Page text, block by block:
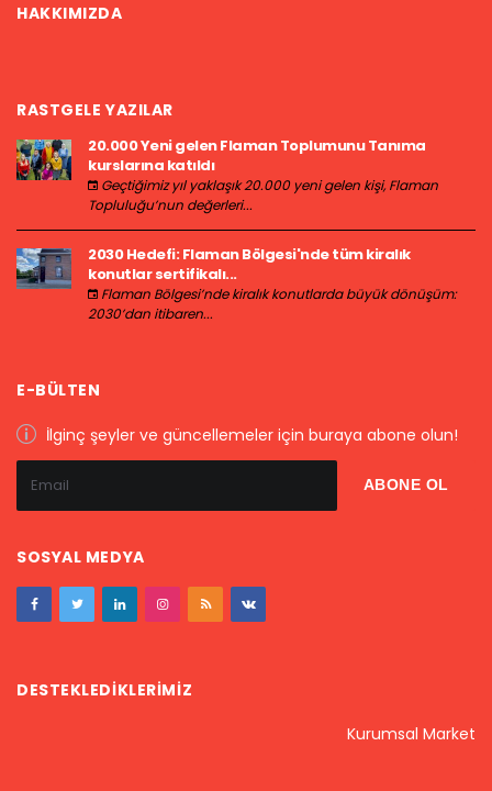
HAKKIMIZDA
RASTGELE YAZILAR
20.000 Yeni gelen Flaman Toplumunu Tanıma
kurslarına katıldı
Geçtiğimiz yıl yaklaşık 20.000 yeni gelen kişi, Flaman
Topluluğu’nun değerleri...
2030 Hedefi: Flaman Bölgesi'nde tüm kiralık
konutlar sertifikalı...
Flaman Bölgesi’nde kiralık konutlarda büyük dönüşüm:
2030’dan itibaren...
E-BÜLTEN
İlginç şeyler ve güncellemeler için buraya abone olun!
SOSYAL MEDYA
DESTEKLEDIKLERIMIZ
Kurumsal Market